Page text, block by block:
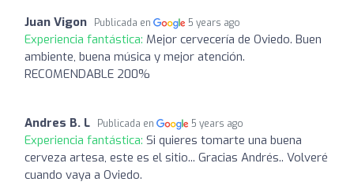
Juan Vigon Publicada en 5 years ago
Experiencia fantástica: Mejor cervecería de Oviedo. Buen
ambiente, buena música y mejor atención.
RECOMENDABLE 200%
Andres B. L Publicada en 5 years ago
Experiencia fantástica: Si quieres tomarte una buena
cerveza artesa, este es el sitio... Gracias Andrés.. Volveré
cuando vaya a Oviedo.